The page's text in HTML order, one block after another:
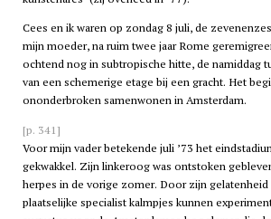
Cees en ik waren op zondag 8 juli, de
mijn moeder, na ruim twee jaar Rome
ochtend nog in subtropische hitte, de namiddag
van een schemerige etage bij een gracht. Het
ononderbroken samenwonen inAmsterdam.
[p. 341]
Voor mijn vader betekende juli ’73 het
gekwakkel. Zijn linkeroog was ontstoken
herpes in de vorige zomer. Door zijn gelatenheid
plaatselijke specialist kalmpjes kunnen